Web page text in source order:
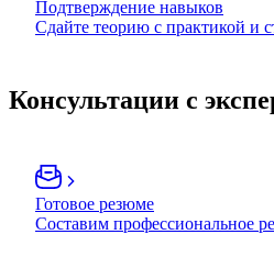
Подтверждение навыков
Сдайте теорию с практикой и
Консультации с
Готовое резюме
Составим профессиональное